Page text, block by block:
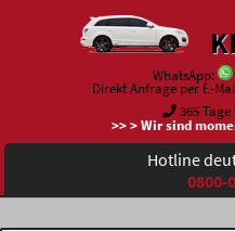
WhatsApp:
Direkt Anfrage per E-
365 Tage
>> > Wir sind
Hotline
0800-